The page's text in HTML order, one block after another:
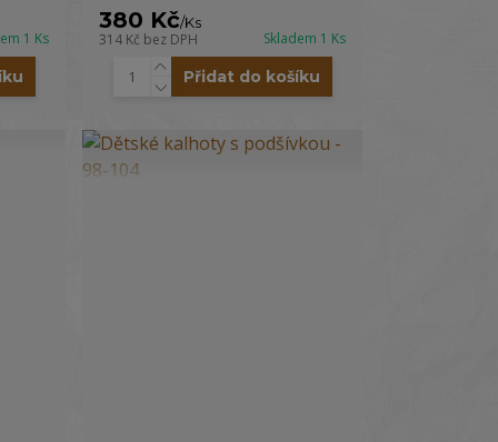
1 Ks
380 Kč/Ks
314 Kč bez DPH Skladem 1 Ks
Přidat do košíku